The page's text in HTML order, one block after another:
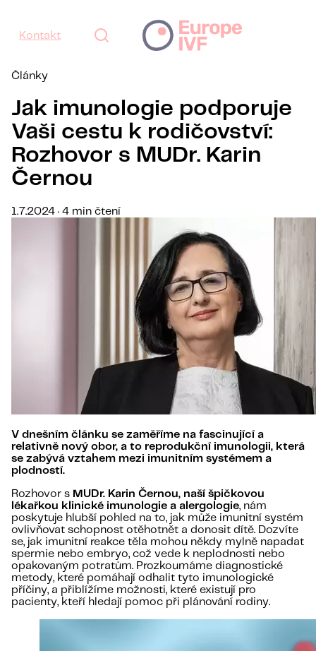
Kontakt
Články
Jak imunologie podporuje
Vaši cestu k rodičovství:
Rozhovor s MUDr. Karin
Černou
1.7.2024 · 4 min čtení
V dnešním článku se zaměříme na fascinující a
relativně nový obor, a to reprodukční imunologii, která
se zabývá vztahem mezi imunitním systémem a
plodností.
Rozhovor s MUDr. Karin Černou, naší špičkovou
lékařkou klinické imunologie a alergologie, nám
poskytuje hlubší pohled na to, jak může imunitní systém
ovlivňovat schopnost otěhotnět a donosit dítě. Dozvíte
se, jak imunitní reakce těla mohou někdy mylně napadat
spermie nebo embryo, což vede k neplodnosti nebo
opakovaným potratům. Prozkoumáme diagnostické
metody, které pomáhají odhalit tyto imunologické
příčiny, a přiblížíme možnosti, které existují pro
pacienty, kteří hledají pomoc při plánování rodiny.